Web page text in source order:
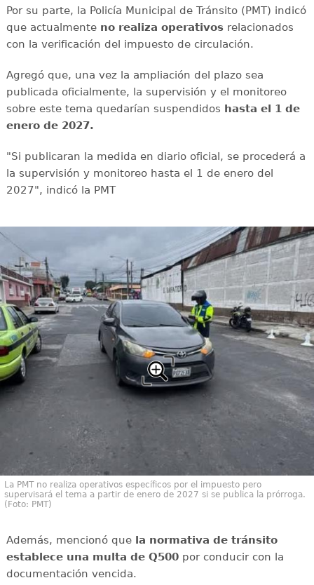
Por su parte, la Policía Municipal de Tránsito (PMT) indicó
que actualmente no realiza operativosrelacionados
con la verificación del impuesto de circulación.
Agregó que, una vez la ampliación del plazo sea
publicada oficialmente, la supervisión y el monitoreo
sobre este tema quedarían suspendidos hasta el 1 de
enero de 2027.
"Si publicaran la medida en diario oficial, se procederá a
la supervisión y monitoreo hasta el 1 de enero del
2027", indicó la PMT
La PMT no realiza operativos específicos por el impuesto pero
supervisará el tema a partir de enero de 2027 si se publica la prórroga.
(Foto: PMT)
Además, mencionó que la normativa de tránsito
establece una multa de Q500por conducir con la
documentación vencida.